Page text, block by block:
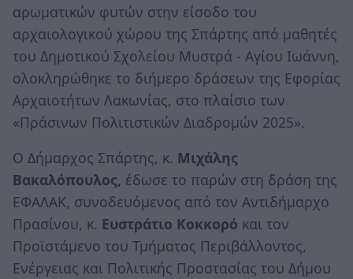
αρωματικών φυτών στην είσοδο του
αρχαιολογικού χώρου της Σπάρτης από μαθητές
του Δημοτικού Σχολείου Μυστρά - Αγίου Ιωάννη,
ολοκληρώθηκε το διήμερο δράσεων της Εφορίας
Αρχαιοτήτων Λακωνίας, στο πλαίσιο των
«Πράσινων Πολιτιστικών Διαδρομών 2025».
Ο Δήμαρχος Σπάρτης, κ. Μιχάλης
Βακαλόπουλος, έδωσε το παρών στη δράση της
ΕΦΑΛΑΚ, συνοδευόμενος από τον Αντιδήμαρχο
Πρασίνου, κ. Ευστράτιο Κοκκορό και τον
Προϊστάμενο του Τμήματος Περιβάλλοντος,
Ενέργειας και Πολιτικής Προστασίας του Δήμου